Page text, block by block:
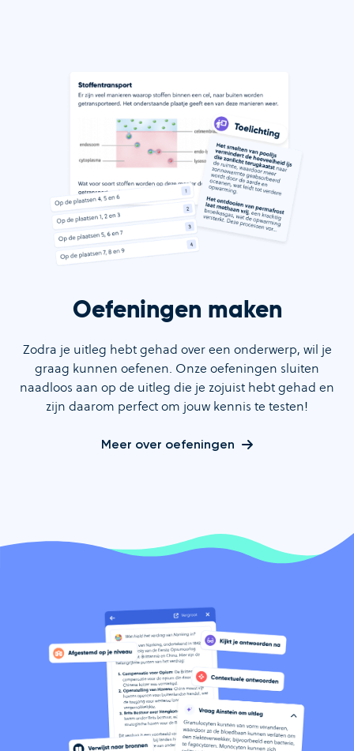
Oefeningen maken
Zodra je uitleg hebt gehad over een onderwerp, wil je
graag kunnen oefenen. Onze oefeningen sluiten
naadloos aan op de uitleg die je zojuist hebt gehad en
zijn daarom perfect om jouw kennis te testen!
Meer over oefeningen